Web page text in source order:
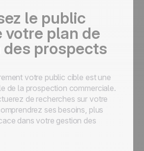
le public
votre plan de
prospects
votre public cible est une
de la prospection commerciale.
de recherches sur votre
ses besoins, plus
dans votre gestion des